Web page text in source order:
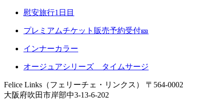
慰安旅行1日目
プレミアムチケット販売予約受付🎫
インナーカラー
オージュアシリーズ タイムサージ
Felice Links（フェリーチェ・リンクス）
〒564-0002
大阪府吹田市岸部中3-13-6-202